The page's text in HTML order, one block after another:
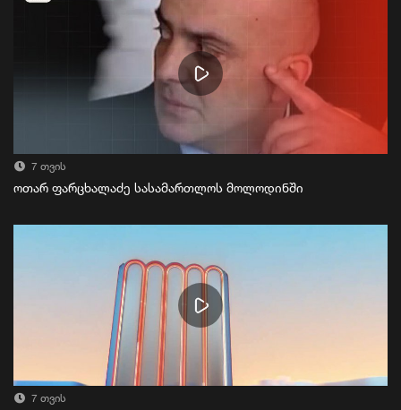
7 თვის
ოთარ ფარცხალაძე სასამართლოს მოლოდინში
7 თვის